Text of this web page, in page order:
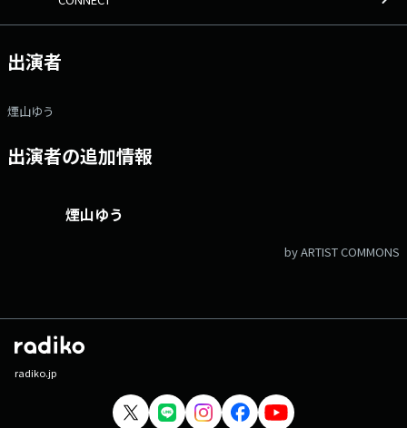
出演者
煙山ゆう
出演者の追加情報
煙山ゆう
by ARTIST COMMONS
radiko.jp